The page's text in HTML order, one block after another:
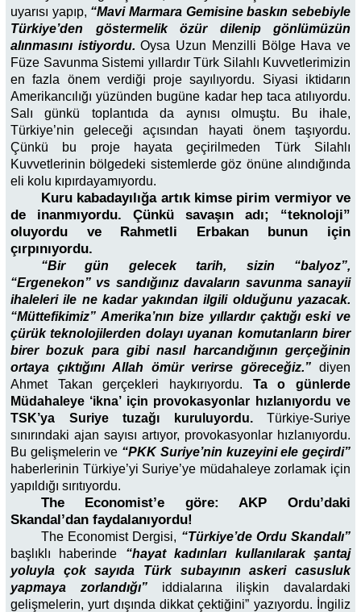
uyarısı yapıp, “Mavi Marmara Gemisine baskın sebebiyle
Türkiye’den göstermelik özür dilenip gönlümüzün
alınmasını istiyordu. Oysa Uzun Menzilli Bölge Hava ve
Füze Savunma Sistemi yıllardır Türk Silahlı Kuvvetlerimizin
en fazla önem verdiği proje sayılıyordu. Siyasi iktidarın
Amerikancılığı yüzünden bugüne kadar hep taca atılıyordu.
Salı günkü toplantıda da aynısı olmuştu. Bu ihale,
Türkiye’nin geleceği açısından hayati önem taşıyordu.
Çünkü bu proje hayata geçirilmeden Türk Silahlı
Kuvvetlerinin bölgedeki sistemlerde göz önüne alındığında
eli kolu kıpırdayamıyordu.
Kuru kabadayılığa artık kimse pirim vermiyor ve
de inanmıyordu. Çünkü savaşın adı; “teknoloji”
oluyordu ve Rahmetli Erbakan bunun için
çırpınıyordu.
“Bir gün gelecek tarih, sizin “balyoz”,
“Ergenekon” vs sandığınız davaların savunma sanayii
ihaleleri ile ne kadar yakından ilgili olduğunu yazacak.
“Müttefikimiz” Amerika’nın bize yıllardır çaktığı eski ve
çürük teknolojilerden dolayı uyanan komutanların birer
birer bozuk para gibi nasıl harcandığının gerçeğinin
ortaya çıktığını Allah ömür verirse göreceğiz.” diyen
Ahmet Takan gerçekleri haykırıyordu. Ta o günlerde
Müdahaleye ‘ikna’ için provokasyonlar hızlanıyordu ve
TSK’ya Suriye tuzağı kuruluyordu. Türkiye-Suriye
sınırındaki ajan sayısı artıyor, provokasyonlar hızlanıyordu.
Bu gelişmelerin ve “PKK Suriye’nin kuzeyini ele geçirdi”
haberlerinin Türkiye’yi Suriye’ye müdahaleye zorlamak için
yapıldığı sırıtıyordu.
The Economist’e göre: AKP Ordu’daki
Skandal’dan faydalanıyordu!
The Economist Dergisi, “Türkiye’de Ordu Skandalı”
başlıklı haberinde “hayat kadınları kullanılarak şantaj
yoluyla çok sayıda Türk subayının askeri casusluk
yapmaya zorlandığı”iddialarına ilişkin davalardaki
gelişmelerin, yurt dışında dikkat çektiğini” yazıyordu. İngiliz